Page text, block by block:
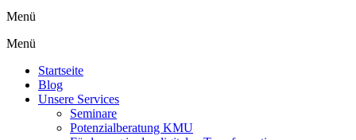
Menü
Menü
Startseite
Blog
Unsere Services
Seminare
Potenzialberatung KMU